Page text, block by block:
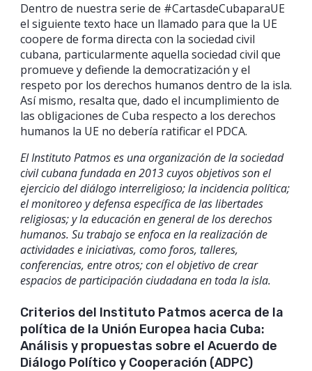
Dentro de nuestra serie de #CartasdeCubaparaUE
el siguiente texto hace un llamado para que la UE
coopere de forma directa con la sociedad civil
cubana, particularmente aquella sociedad civil que
promueve y defiende la democratización y el
respeto por los derechos humanos dentro de la isla.
Así mismo, resalta que, dado el incumplimiento de
las obligaciones de Cuba respecto a los derechos
humanos la UE no debería ratificar el PDCA.
El Instituto Patmos es una organización de la sociedad
civil cubana fundada en 2013 cuyos objetivos son el
ejercicio del diálogo interreligioso; la incidencia política;
el monitoreo y defensa específica de las libertades
religiosas; y la educación en general de los derechos
humanos. Su trabajo se enfoca en la realización de
actividades e iniciativas, como foros, talleres,
conferencias, entre otros; con el objetivo de crear
espacios de participación ciudadana en toda la isla.
Criterios del Instituto Patmos acerca de la
política de la Unión Europea hacia Cuba:
Análisis y propuestas sobre el Acuerdo de
Diálogo Político y Cooperación (ADPC)